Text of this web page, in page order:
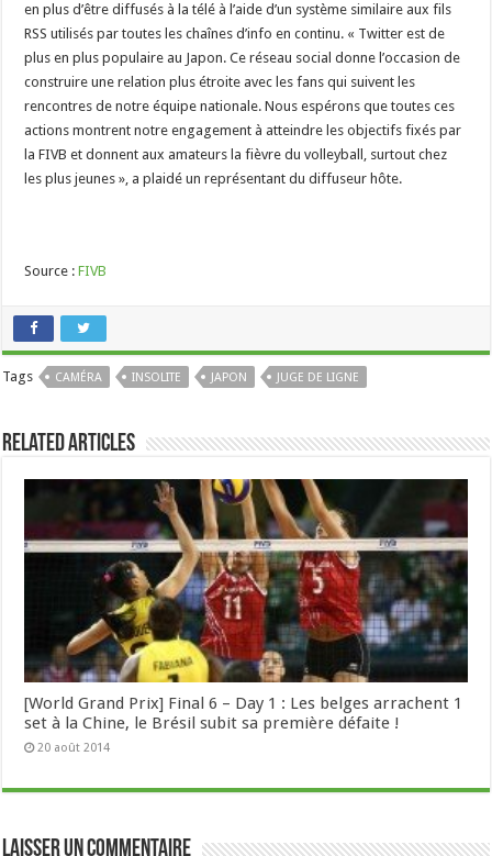
en plus d’être diffusés à la télé à l’aide d’un système similaire aux fils
RSS utilisés par toutes les chaînes d’info en continu. « Twitter est de
plus en plus populaire au Japon. Ce réseau social donne l’occasion de
construire une relation plus étroite avec les fans qui suivent les
rencontres de notre équipe nationale. Nous espérons que toutes ces
actions montrent notre engagement à atteindre les objectifs fixés par
la FIVB et donnent aux amateurs la fièvre du volleyball, surtout chez
les plus jeunes », a plaidé un représentant du diffuseur hôte.
Source :FIVB
Tags CAMÉRA INSOLITE JAPON JUGE DE LIGNE
Related Articles
[World Grand Prix] Final 6 – Day 1 : Les belges arrachent 1
set à la Chine, le Brésil subit sa première défaite !
20 août 2014
Laisser un commentaire